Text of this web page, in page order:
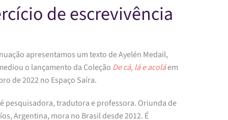
de escrevivência
apresentamos um texto de Ayelén Medail,
o lançamento da Coleção De cá, lá e acoláem
de 2022 no Espaço Saíra.
é pesquisadora, tradutora e professora. Oriunda de
Argentina, mora no Brasil desde 2012. É